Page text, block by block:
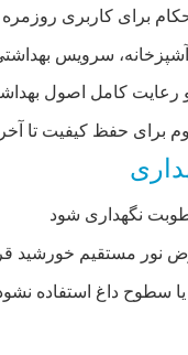
برای کاربری روزمره
سرویس
و رعایت کامل اصول
برای حفظ کیفیت تا
نگهداری شود
نور مستقیم خورشید
سطوح داغ استفاده